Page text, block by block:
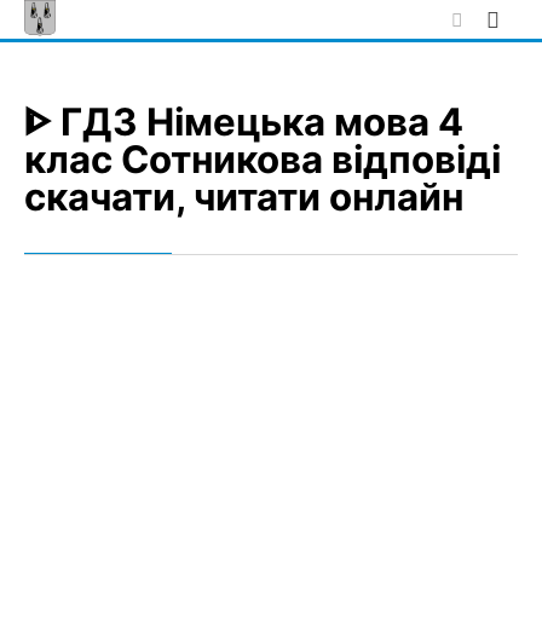
Skip
to
ᐈ ГДЗ Німецька мова 4
клас Сотникова відповіді
скачати, читати онлайн